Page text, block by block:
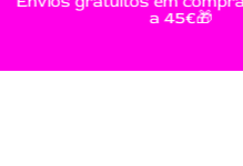
a 45€🎁